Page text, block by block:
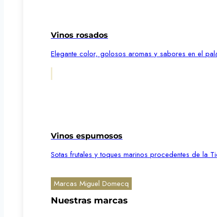
Vinos rosados
Elegante color, golosos aromas y sabores en el
Vinos espumosos
Sotas frutales y toques marinos procedentes de la
Marcas Miguel Domecq
Nuestras marcas